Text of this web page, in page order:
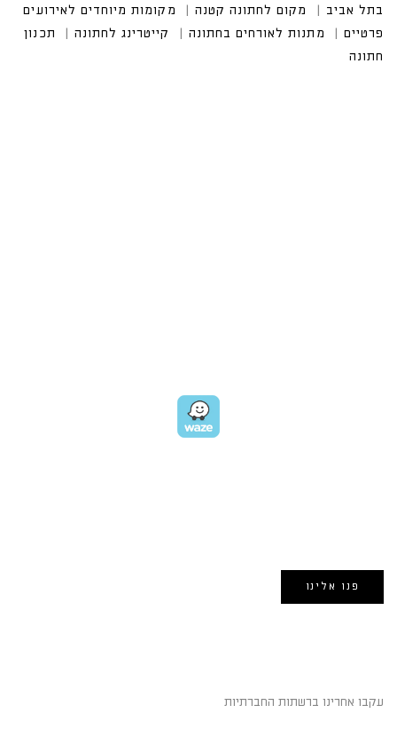
בתל אביב
מקום לחתונה קטנה
מקומות מיוחדים לאירועים
פרטיים
מתנות לאורחים בחתונה קייטרינג לחתונה
תכנון
חתונה
פנו אלינו
עקבו אחרינו ברשתות החברתיות